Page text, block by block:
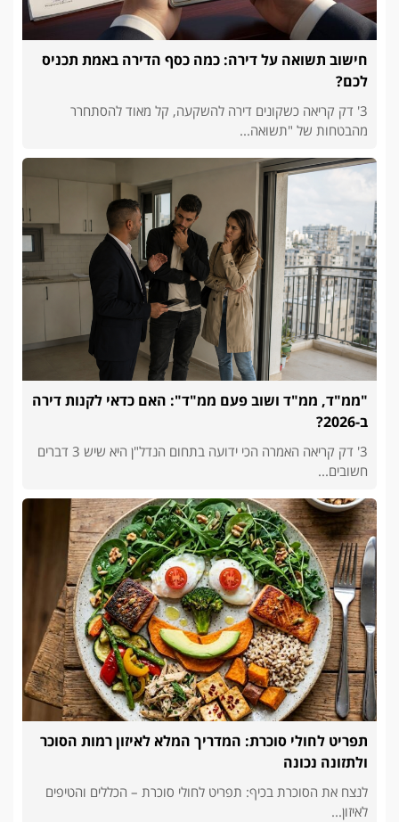
חישוב תשואה על דירה: כמה כסף הדירה באמת תכניס
לכם?
3' דק קריאה כשקונים דירה להשקעה, קל מאוד להסתחרר
מהבטחות של "תשואה...
"ממ"ד, ממ"ד ושוב פעם ממ"ד": האם כדאי לקנות דירה
ב-2026?
3' דק קריאה האמרה הכי ידועה בתחום הנדל"ן היא שיש 3 דברים
חשובים...
תפריט לחולי סוכרת: המדריך המלא לאיזון רמות הסוכר
ולתזונה נכונה
לנצח את הסוכרת בכיף: תפריט לחולי סוכרת – הכללים והטיפים
לאיזון...